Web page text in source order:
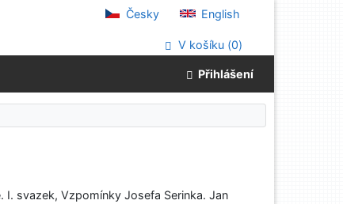
Česky English
V košíku (0)
Přihlášení
I. svazek, Vzpomínky Josefa Serinka. Jan